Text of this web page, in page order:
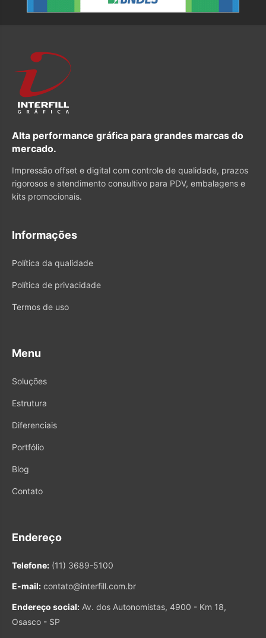
Alta performance gráfica para grandes marcas do
mercado.
Impressão offset e digital com controle de qualidade, prazos
rigorosos e atendimento consultivo para PDV, embalagens e
kits promocionais.
Informações
Política da qualidade
Política de privacidade
Termos de uso
Menu
Soluções
Estrutura
Diferenciais
Portfólio
Blog
Contato
Endereço
Telefone: (11) 3689-5100
E-mail: contato@interfill.com.br
Endereço social: Av. dos Autonomistas, 4900 - Km 18,
Osasco - SP